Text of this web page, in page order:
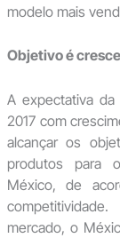
modelo mais
Objetivo é
A expectativa
2017 com
alcançar os
produtos para
México, de
mercado, o